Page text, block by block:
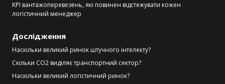
KPI вантажоперевезень, які повинен відстежувати кожен
логістичний менеджер
Дослідження
Наскільки великий ринок штучного інтелекту?
Скільки CO2 виділяє транспортний сектор?
Наскільки великий логістичний ринок?